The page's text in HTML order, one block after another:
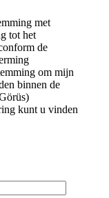
met
tot het
de
om mijn
binnen de
kunt u vinden